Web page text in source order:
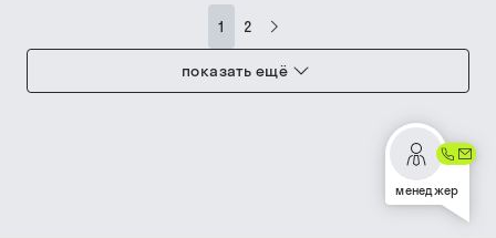
1 2
показать ещё
менеджер